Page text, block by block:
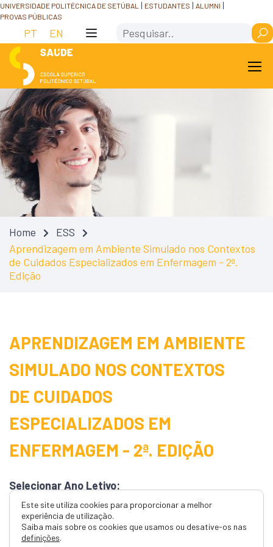
Skip
to
Content
Saltar
para
navegação
UNIVERSIDADE POLITÉCNICA DE SETÚBAL ESTUDANTES
ALUMNI
PROVAS PÚBLICAS
PT EN Search
Home
ESS
Aprendizagem em Ambiente Simulado nos Contextos
de Cuidados Especializados em Enfermagem - 2ª.
Edição
APRENDIZAGEM EM AMBIENTE
SIMULADO NOS CONTEXTOS
DE CUIDADOS
ESPECIALIZADOS EM
ENFERMAGEM - 2ª. EDIÇÃO
Selecionar Ano Letivo:
Tipo de Curso
Este site utiliza cookies para proporcionar a melhor
experiência de utilização.
Saiba mais sobre os cookies que usamos ou desative-os nas
definições.